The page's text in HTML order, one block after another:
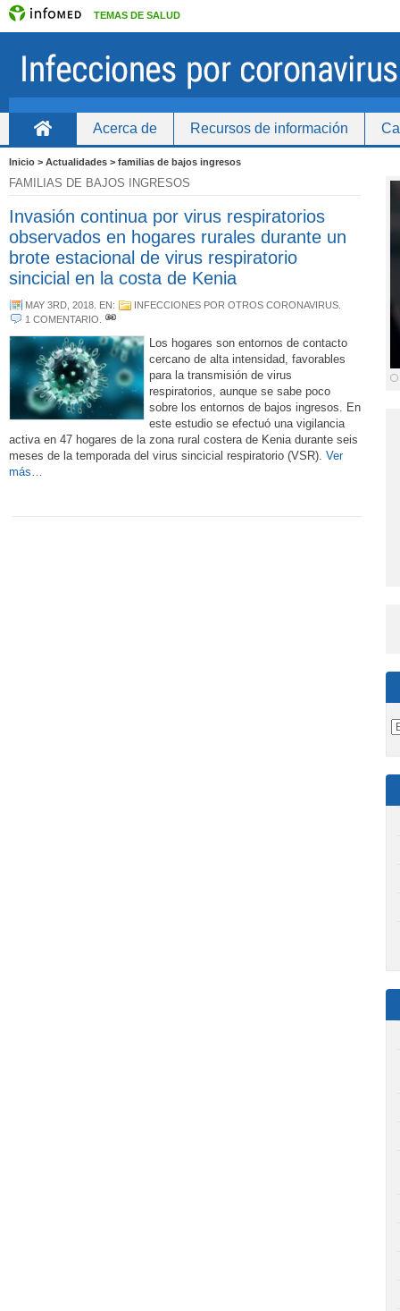
TEMAS DE SALUD
Acerca de Recursos de información
Inicio > Actualidades > familias de bajos ingresos
FAMILIAS DE BAJOS INGRESOS
Invasión continua por virus respiratorios
observados en hogares rurales durante un
brote estacional de virus respiratorio
sincicial en la costa de Kenia
MAY 3RD, 2018 . EN: INFECCIONES POR OTROS CORONAVIRUS
1 COMENTARIO
Los hogares son entornos de contacto
cercano de alta intensidad, favorables
para la transmisión de virus
respiratorios, aunque se sabe poco
sobre los entornos de bajos ingresos. En
este estudio se efectuó una vigilancia
activa en 47 hogares de la zona rural costera de Kenia durante seis
meses de la temporada del virus sincicial respiratorio (VSR). Ver
más…